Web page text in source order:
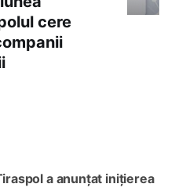
cere
a anunțat inițierea